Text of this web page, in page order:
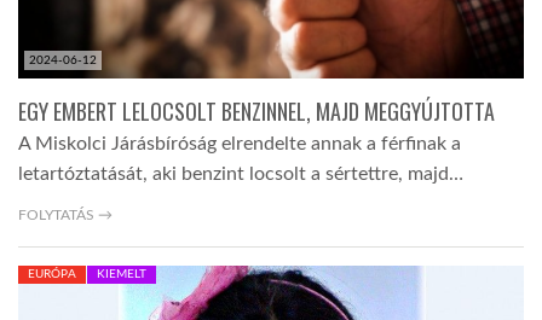
2024-06-12
EGY EMBERT LELOCSOLT BENZINNEL, MAJD MEGGYÚJTOTTA
A Miskolci Járásbíróság elrendelte annak a férfinak a
letartóztatását, aki benzint locsolt a sértettre, majd…
FOLYTATÁS →
EURÓPA KIEMELT